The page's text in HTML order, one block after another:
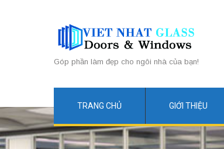
Góp phần làm đẹp cho ngôi nhà của bạn!
TRANG CHỦ GIỚI THIỆU